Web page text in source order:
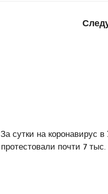
За сутки на коронавирус в
протестовали почти 7 тыс.